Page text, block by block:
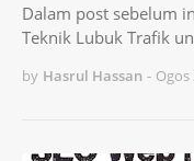
Dalam post sebelum
Teknik Lubuk Trafik
by Hasrul Hassan - Ogos